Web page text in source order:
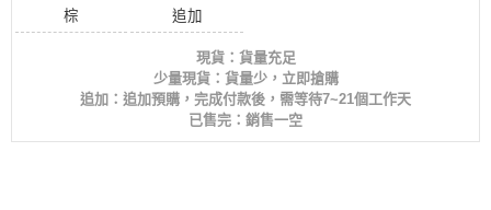
棕 追加
現貨：貨量充足
少量現貨：貨量少，立即搶購
追加：追加預購，完成付款後，需等待7~21個工作天
已售完：銷售一空